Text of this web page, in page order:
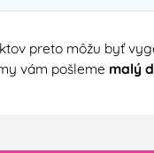
preto môžu byť
vám pošleme malý